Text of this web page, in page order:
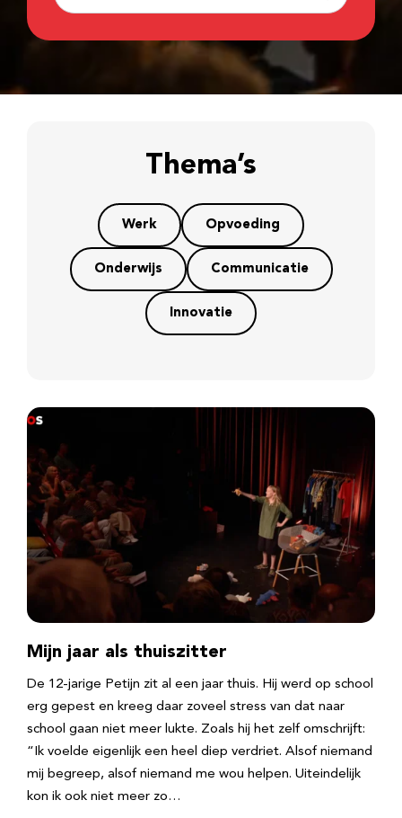
Thema’s
Werk Opvoeding
Onderwijs Communicatie
Innovatie
Mijn jaar als thuiszitter
De 12-jarige Petijn zit al een jaar thuis. Hij werd op school
erg gepest en kreeg daar zoveel stress van dat naar
school gaan niet meer lukte. Zoals hij het zelf omschrijft:
“Ik voelde eigenlijk een heel diep verdriet. Alsof niemand
mij begreep, alsof niemand me wou helpen. Uiteindelijk
kon ik ook niet meer zo…